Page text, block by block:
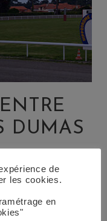
DUMAS
de
les cookies.
en